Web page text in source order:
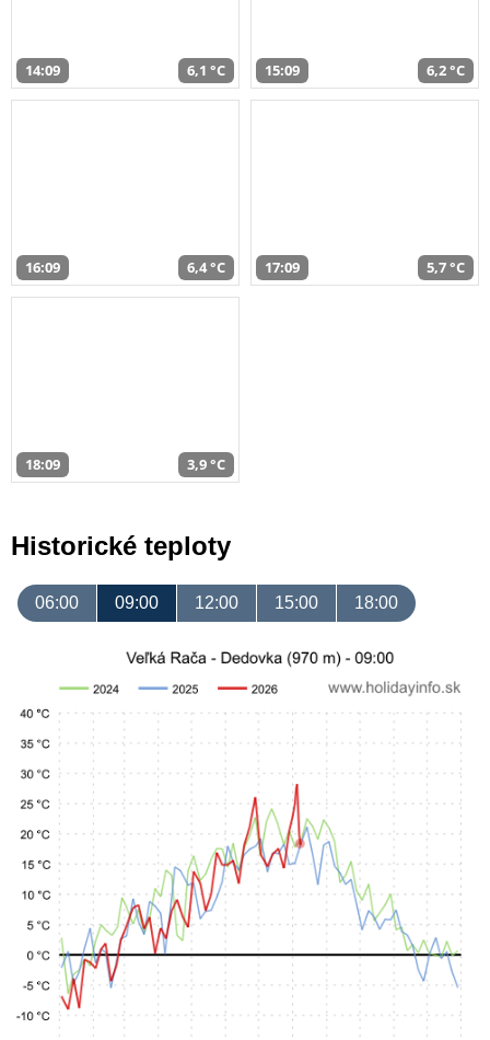
14:09 6,1 °C 15:09 6,2 °C
16:09 6,4 °C 17:09 5,7 °C
18:09 3,9 °C
Historické teploty
06:00 09:00 12:00 15:00 18:00